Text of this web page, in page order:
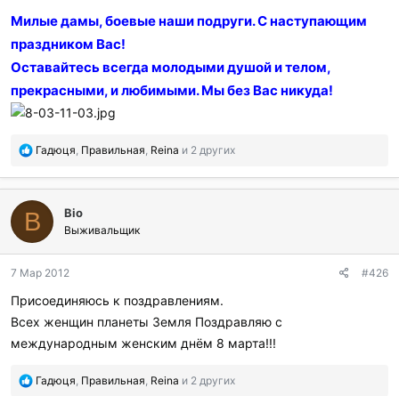
Милые дамы, боевые наши подруги. С наступающим
праздником Вас!
Оставайтесь всегда молодыми душой и телом,
прекрасными, и любимыми. Мы без Вас никуда!
П
б
л
а
г
о
а
и
л
и
Гадюця, Правильная, Reina и 2 других
B Bio
Выживальщик
7 Мар 2012 #426
Присоединяюсь к поздравлениям.
Всех женщин планеты Земля Поздравляю с
международным женским днём 8 марта!!!
П
Гадюця, Правильная, Reina и 2 других